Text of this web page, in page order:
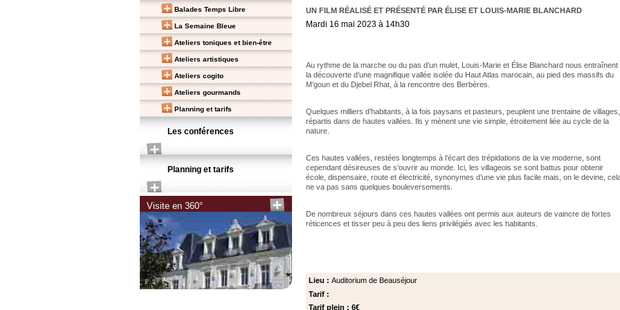
Balades Temps Libre
La Semaine Bleue
Ateliers toniques et bien-être
Ateliers artistiques
Ateliers cogito
Ateliers gourmands
Planning et tarifs
Les conférences
Planning et tarifs
Visite en 360°
UN FILM RÉALISÉ ET PRÉSENTÉ PAR ÉLISE ET LOUIS-MARIE BLANCHARD
Mardi 16 mai 2023 à 14h30
Au rythme de la marche ou du pas d’un mulet, Louis-Marie et Élise Blanchard nous entraînent
la découverte d’une magnifique vallée isolée du Haut Atlas marocain, au pied des massifs du
M’goun et du Djebel Rhat, à la rencontre des Berbères.
Quelques milliers d’habitants, à la fois paysans et pasteurs, peuplent une trentaine de villages,
répartis dans de hautes vallées. Ils y mènent une vie simple, étroitement liée au cycle de la
nature.
Ces hautes vallées, restées longtemps à l’écart des trépidations de la vie moderne, sont
cependant désireuses de s’ouvrir au monde. Ici, les villageois se sont battus pour obtenir
école, dispensaire, route et électricité, synonymes d’une vie plus facile mais, on le devine,
ne va pas sans quelques bouleversements.
De nombreux séjours dans ces hautes vallées ont permis aux auteurs de vaincre de fortes
réticences et tisser peu à peu des liens privilégiés avec les habitants.
Lieu : Auditorium de Beauséjour
Tarif :
Tarif plein : 6€